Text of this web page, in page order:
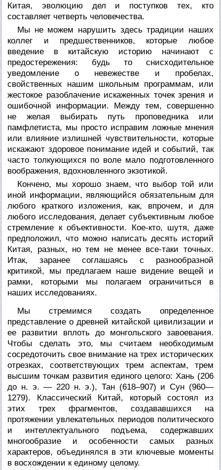
Китая, эволюцию дел и поступков тех, кто
составляет четверть человечества.
Мы не можем нарушить здесь традиции наших
коллег и предшественников, которые любое
введение в китайскую историю начинают с
предостережения: будь то снисходительное
уведомление о невежестве и пробелах,
свойственных нашим школьным программам, или
жестокое разоблачение искаженных точек зрения и
ошибочной информации. Между тем, совершенно
не желая выбирать путь проповедника или
памфлетиста, мы просто исправим ложные мнения
или влияние излишней чувствительности, которые
искажают здоровое понимание идей и событий, так
часто толкующихся по воле мало подготовленного
воображения, вдохновленного экзотикой.
Кончено, мы хорошо знаем, что выбор той или
иной информации, являющийся обязательным для
любого краткого изложения, как, впрочем, и для
любого исследования, делает субъективным любое
стремление к объективности. Кое-кто, шутя, даже
предположил, что можно написать десять историй
Китая, разных, но тем не менее все-таки точных.
Итак, заранее соглашаясь с разнообразной
критикой, мы предлагаем наше видение вещей и
рамки, которыми мы полагаем ограничиться в
наших исследованиях.
Мы стремимся создать определенное
представление о древней китайской цивилизации и
ее развитии вплоть до монгольского завоевания.
Чтобы сделать это, мы считаем необходимым
сосредоточить свое внимание на трех исторических
отрезках, соответствующих трем аспектам, трем
высшим точкам развития единого целого: Хань (206
до н. э. — 220 н. э.), Тан (618–907) и Сун (960—
1279). Классический Китай, который состоял из
этих трех фрагментов, создававшихся на
протяжении увлекательных периодов политического
и интеллектуального подъема, содержавших
многообразие и особенности самых разных
характеров, объединялся в эти ключевые моменты
в восхождении к единому целому.